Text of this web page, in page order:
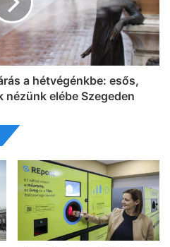
a hétvégénkbe: esős,
elébe Szegeden